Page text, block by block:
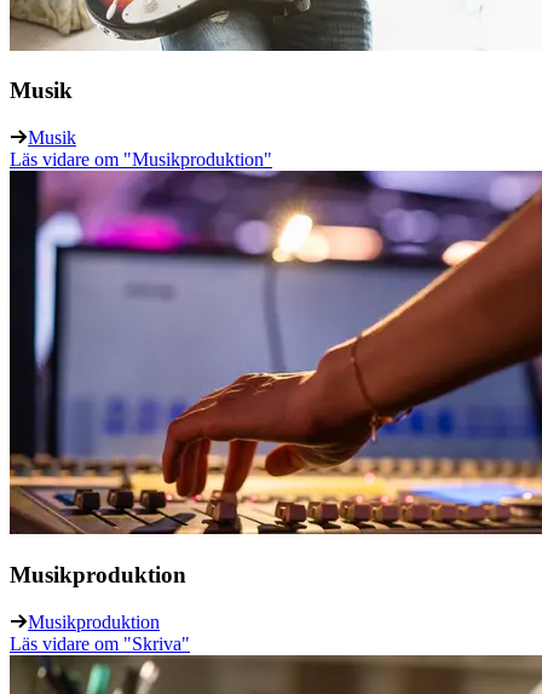
Musik
Musik
Läs vidare om "Musikproduktion"
Musikproduktion
Musikproduktion
Läs vidare om "Skriva"